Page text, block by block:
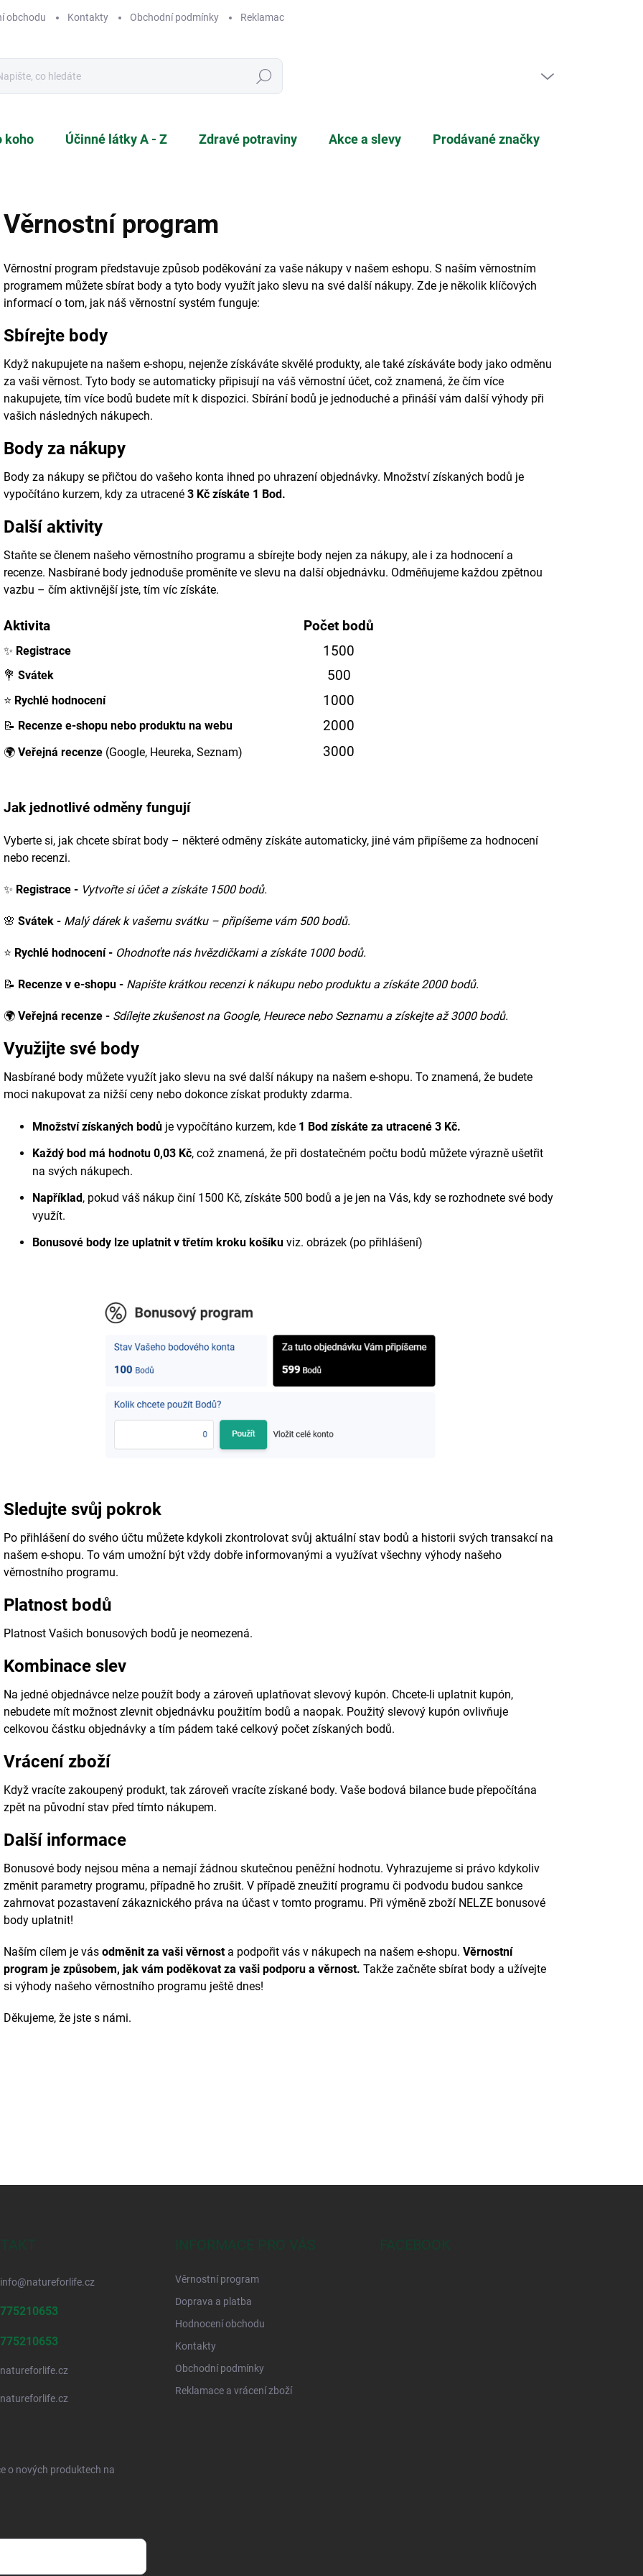
obchodu Kontakty Obchodní podmínky Reklamace a vrácení zboží
Hledat
koho Účinné látky A - Z Zdravé potraviny Akce a slevy Prodávané značky
Věrnostní program
Věrnostní program představuje způsob poděkování za vaše nákupy v našem eshopu. S naším věrnostním
programem můžete sbírat body a tyto body využít jako slevu na své další nákupy. Zde je několik klíčových
informací o tom, jak náš věrnostní systém funguje:
Sbírejte body
Když nakupujete na našem e-shopu, nejenže získáváte skvělé produkty, ale také získáváte body jako odměnu
za vaši věrnost. Tyto body se automaticky připisují na váš věrnostní účet, což znamená, že čím více
nakupujete, tím více bodů budete mít k dispozici. Sbírání bodů je jednoduché a přináší vám další výhody při
vašich následných nákupech.
Body za nákupy
Body za nákupy se přičtou do vašeho konta ihned po uhrazení objednávky. Množství získaných bodů je
vypočítáno kurzem, kdy za utracené 3 Kč získáte 1 Bod.
Další aktivity
Staňte se členem našeho věrnostního programu a sbírejte body nejen za nákupy, ale i za hodnocení a
recenze. Nasbírané body jednoduše proměníte ve slevu na další objednávku. Odměňujeme každou zpětnou
vazbu – čím aktivnější jste, tím víc získáte.
Aktivita Počet bodů
✨ Registrace 1500
💐 Svátek 500
⭐ Rychlé hodnocení 1000
📝 Recenze e-shopu nebo produktu na webu 2000
🌍 Veřejná recenze (Google, Heureka, Seznam) 3000
Jak jednotlivé odměny fungují
Vyberte si, jak chcete sbírat body – některé odměny získáte automaticky, jiné vám připíšeme za hodnocení
nebo recenzi.
✨ Registrace - Vytvořte si účet a získáte 1500 bodů.
🌸 Svátek - Malý dárek k vašemu svátku – připíšeme vám 500 bodů.
⭐ Rychlé hodnocení - Ohodnoťte nás hvězdičkami a získáte 1000 bodů.
📝 Recenze v e-shopu - Napište krátkou recenzi k nákupu nebo produktu a získáte 2000 bodů.
🌍 Veřejná recenze - Sdílejte zkušenost na Google, Heurece nebo Seznamu a získejte až 3000 bodů.
Využijte své body
Nasbírané body můžete využít jako slevu na své další nákupy na našem e-shopu. To znamená, že budete
moci nakupovat za nižší ceny nebo dokonce získat produkty zdarma.
Množství získaných bodů je vypočítáno kurzem, kde 1 Bod získáte za utracené 3 Kč.
Každý bod má hodnotu 0,03 Kč, což znamená, že při dostatečném počtu bodů můžete výrazně ušetřit
na svých nákupech.
Například, pokud váš nákup činí 1500 Kč, získáte 500 bodů a je jen na Vás, kdy se rozhodnete své body
využít.
Bonusové body lze uplatnit v třetím kroku košíku viz. obrázek (po přihlášení)
Sledujte svůj pokrok
Po přihlášení do svého účtu můžete kdykoli zkontrolovat svůj aktuální stav bodů a historii svých transakcí na
našem e-shopu. To vám umožní být vždy dobře informovanými a využívat všechny výhody našeho
věrnostního programu.
Platnost bodů
Platnost Vašich bonusových bodů je neomezená.
Kombinace slev
Na jedné objednávce nelze použít body a zároveň uplatňovat slevový kupón. Chcete-li uplatnit kupón,
nebudete mít možnost zlevnit objednávku použitím bodů a naopak. Použitý slevový kupón ovlivňuje
celkovou částku objednávky a tím pádem také celkový počet získaných bodů.
Vrácení zboží
Když vracíte zakoupený produkt, tak zároveň vracíte získané body. Vaše bodová bilance bude přepočítána
zpět na původní stav před tímto nákupem.
Další informace
Bonusové body nejsou měna a nemají žádnou skutečnou peněžní hodnotu. Vyhrazujeme si právo kdykoliv
změnit parametry programu, případně ho zrušit. V případě zneužití programu či podvodu budou sankce
zahrnovat pozastavení zákaznického práva na účast v tomto programu. Při výměně zboží NELZE bonusové
body uplatnit!
Naším cílem je vás odměnit za vaši věrnosta podpořit vás v nákupech na našem e-shopu. Věrnostní
program je způsobem, jak vám poděkovat za vaši podporu a věrnost. Takže začněte sbírat body a užívejte
si výhody našeho věrnostního programu ještě dnes!
Děkujeme, že jste s námi.
info@natureforlife.cz
775210653
775210653
natureforlife.cz
natureforlife.cz
INFORMACE PRO VÁS
Věrnostní program
Doprava a platba
Hodnocení obchodu
Kontakty
Obchodní podmínky
Reklamace a vrácení zboží
FACEBOOK
o nových produktech na